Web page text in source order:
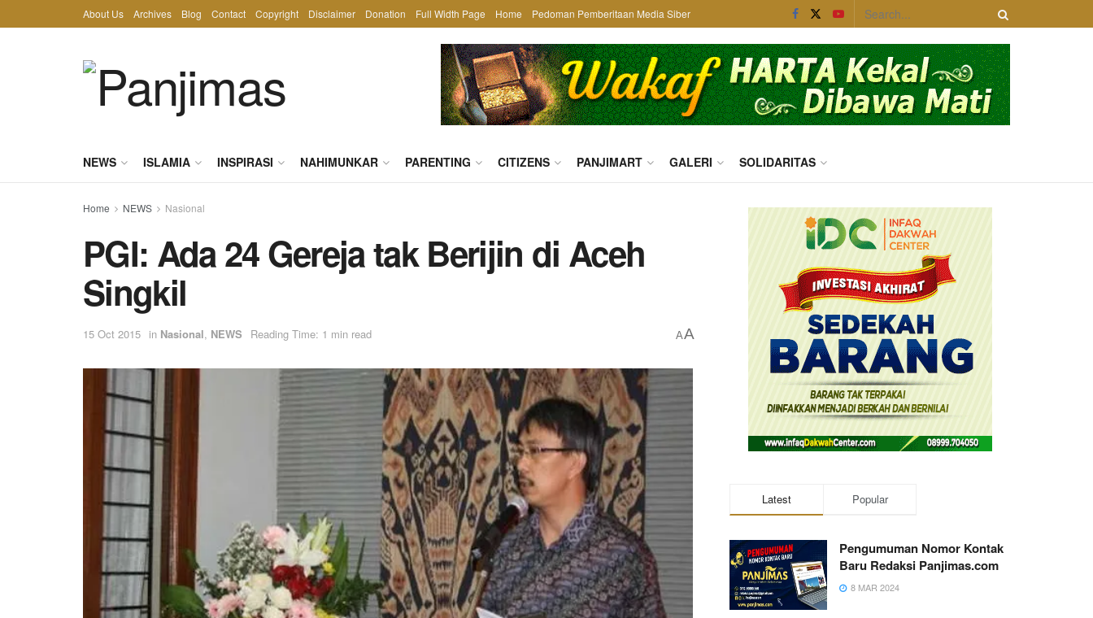
About Us Archives Blog Contact Copyright Disclaimer Donation Full Width Page Home Pedoman Pemberitaan Media Siber
NEWS ISLAMIA INSPIRASI NAHIMUNKAR PARENTING CITIZENS PANJIMART GALERI SOLIDARITAS
Home NEWS Nasional
PGI: Ada 24 Gereja tak Berijin di Aceh
Singkil
15 Oct 2015 in Nasional, NEWS Reading Time: 1 min read AA
Latest Popular
Pengumuman Nomor Kontak
Baru Redaksi Panjimas.com
8 MAR 2024